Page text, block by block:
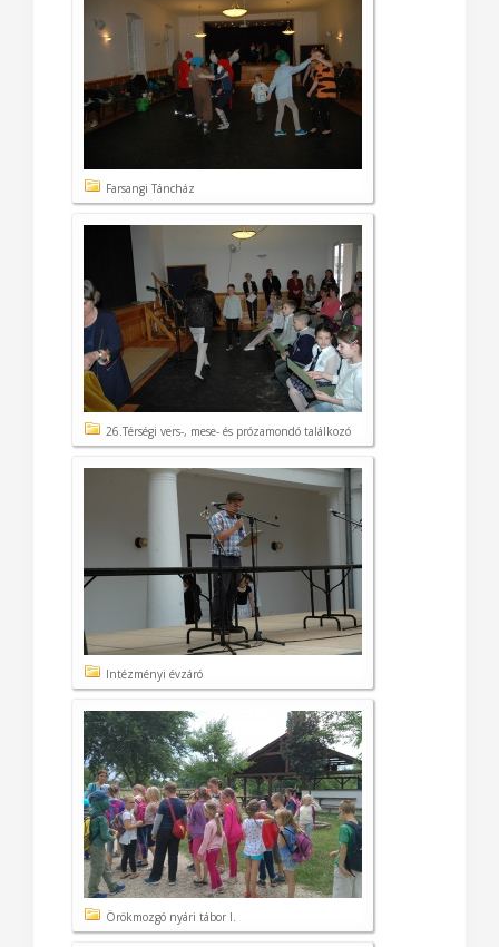
Farsangi Táncház
26.Térségi vers-, mese- és prózamondó találkozó
Intézményi évzáró
Örökmozgó nyári tábor I.